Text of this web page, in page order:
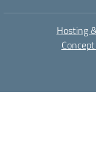
Hosting